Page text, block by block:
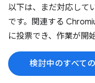
以下は、まだ対応して
です。関連する
に投票でき、作業が開
検討中のすべて